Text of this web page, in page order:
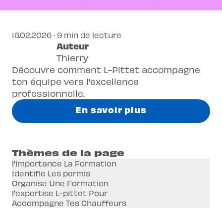
Découvre comment L-Pittet accompagne
ton équipe vers l'excellence
professionnelle.
En savoir plus
16.02.2026 · 9 min de lecture
Auteur
Thierry
Thèmes de la page
l'importance La Formation
Identifie Les permis
Organise Une Formation
l'expertise L-pittet Pour
Accompagne Tes Chauffeurs